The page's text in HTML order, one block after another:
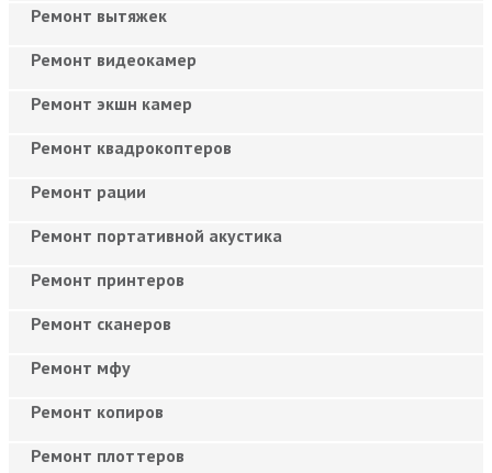
Ремонт вытяжек
Ремонт видеокамер
Ремонт экшн камер
Ремонт квадрокоптеров
Ремонт рации
Ремонт портативной акустика
Ремонт принтеров
Ремонт сканеров
Ремонт мфу
Ремонт копиров
Ремонт плоттеров